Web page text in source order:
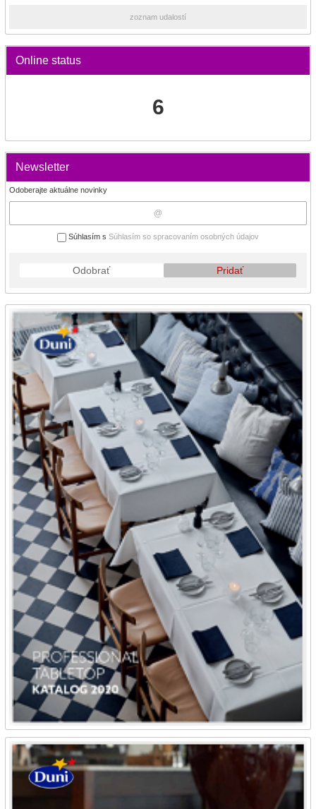
zoznam udalostí
Online status
6
Newsletter
Odoberajte aktuálne novinky
Súhlasím s Súhlasím so spracovaním osobných údajov
Odobrať Pridať